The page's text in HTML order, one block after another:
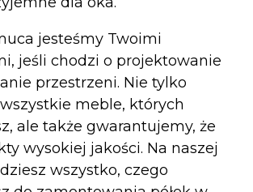
jesteśmy Twoimi
jeśli chodzi o projektowanie
przestrzeni. Nie tylko
meble, których
ale także gwarantujemy, że
wysokiej jakości. Na naszej
wszystko, czego